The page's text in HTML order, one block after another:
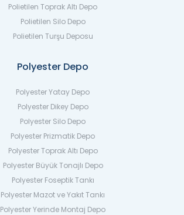
Polietilen Toprak Altı Depo
Polietilen Silo Depo
Polietilen Turşu Deposu
Polyester Depo
Polyester Yatay Depo
Polyester Dikey Depo
Polyester Silo Depo
Polyester Prizmatik Depo
Polyester Toprak Altı Depo
Polyester Büyük Tonajlı Depo
Polyester Foseptik Tankı
Polyester Mazot ve Yakıt Tankı
Polyester Yerinde Montaj Depo